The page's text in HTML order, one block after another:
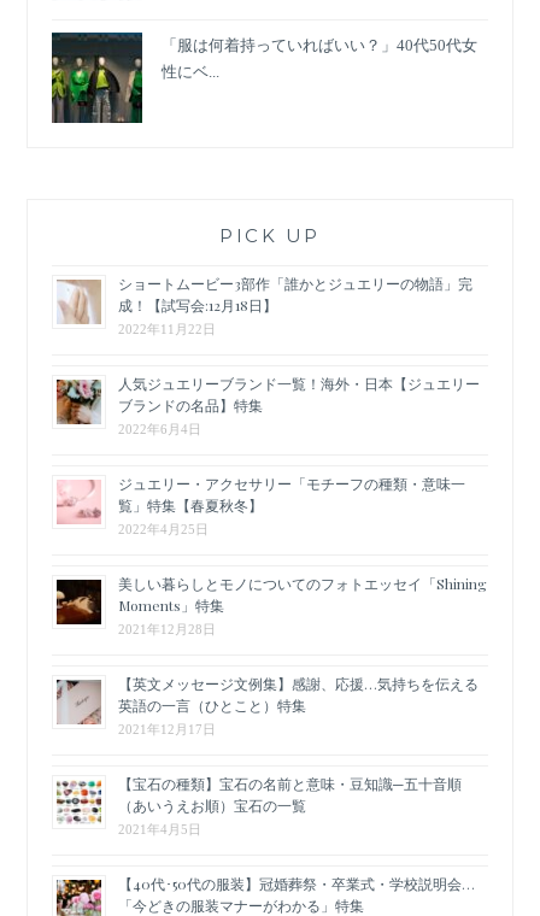
「服は何着持っていればいい？」40代50代女
性にベ...
PICK UP
ショートムービー3部作「誰かとジュエリーの物語」完
成！【試写会:12月18日】
2022年11月22日
人気ジュエリーブランド一覧！海外・日本【ジュエリー
ブランドの名品】特集
2022年6月4日
ジュエリー・アクセサリー「モチーフの種類・意味一
覧」特集【春夏秋冬】
2022年4月25日
美しい暮らしとモノについてのフォトエッセイ「Shining
Moments」特集
2021年12月28日
【英文メッセージ文例集】感謝、応援…気持ちを伝える
英語の一言（ひとこと）特集
2021年12月17日
【宝石の種類】宝石の名前と意味・豆知識─五十音順
（あいうえお順）宝石の一覧
2021年4月5日
【40代･50代の服装】冠婚葬祭・卒業式・学校説明会…
「今どきの服装マナーがわかる」特集